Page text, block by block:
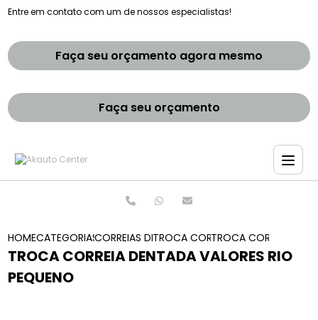
Entre em contato com um de nossos especialistas!
Faça seu orçamento agora mesmo
Faça seu orçamento
HOMECATEGORIASCORREIAS DENTADASTROCA CORREIA DENTADA
TROCA CORREIA
TROCA CORREIA DENTADA VALORES RIO
PEQUENO